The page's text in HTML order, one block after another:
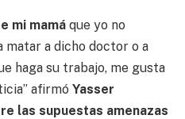
mi mamá que yo no
matar a dicho doctor o a
haga su trabajo, me gusta
afirmó Yasser
las supuestas amenazas